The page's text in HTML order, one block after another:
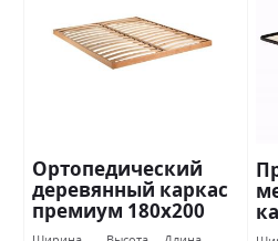
Ортопедический
деревянный каркас
премиум 180х200
Миромарк